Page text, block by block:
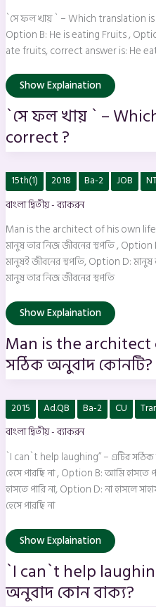
`সে ফল খায় ` – Which translation
Option B: He is eating Fruits ,
ate fruits, correct answer is: He
Which
translation
is
correct
?
Show Explaination
`সে ফল খায় ` –
correct ?
15th(1) 2018 Ba-2 JOB
বাংলা দ্বিতীয় - ব্যাকরন
Man is the architect of his own
মানুষ তার নিজ জীবনের স্থপতি ,
মানুষই জীবনের স্থপতি, Option D:
মানুষ তার নিজ জীবনের স্থপতি
Man
is
the
architect
his
own
life-
এর
সঠিক
অনুবাদ
কোনটি?
Show Explaination
Man is the
সঠিক অনুবাদ কোনটি?
2015 Ad.QB Ba-2 CU
বাংলা দ্বিতীয় - ব্যাকরন
`I can`t help laughing” – এটির
হেসে পারছি না , Option B: আমি হাসতে
হাসতে পারি না, Option D: না হাসলে
হেসে পারছি না
`I
can`t
help
laughing”
এটির
সঠিক
অনুবাদ
কোন
বাক্য?
Show Explaination
`I can`t help
অনুবাদ কোন বাক্য?